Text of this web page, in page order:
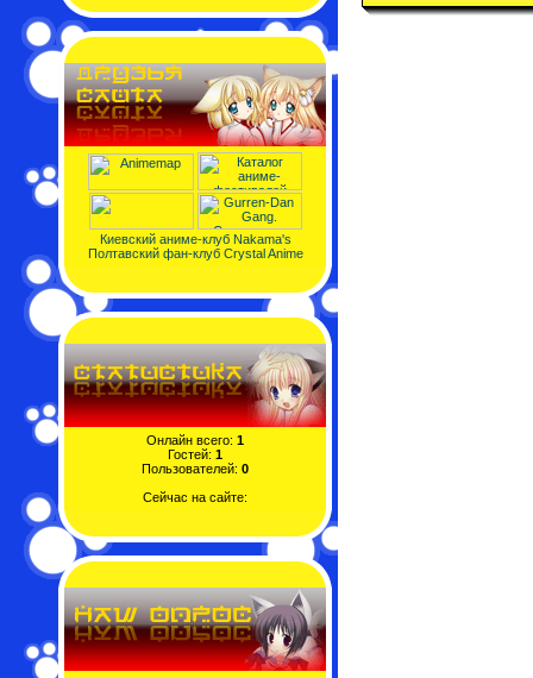
Киевский аниме-клуб Nakama's
Полтавский фан-клуб Crystal Anime
Онлайн всего: 1
Гостей: 1
Пользователей: 0
Сейчас на сайте: